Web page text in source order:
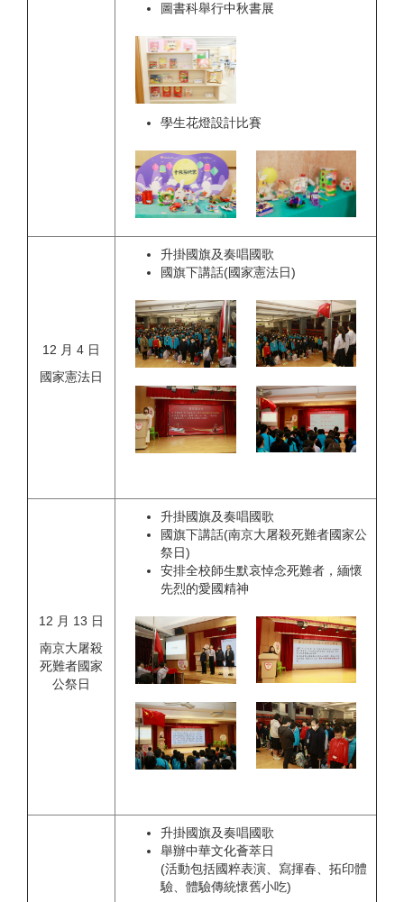
圖書科舉行中秋書展
學生花燈設計比賽
12 月 4 日
國家憲法日
升掛國旗及奏唱國歌
國旗下講話(國家憲法日)
12 月 13 日
南京大屠殺
死難者國家
公祭日
升掛國旗及奏唱國歌
國旗下講話(南京大屠殺死難者國家公
祭日)
安排全校師生默哀悼念死難者，緬懷
先烈的愛國精神
升掛國旗及奏唱國歌
舉辦中華文化薈萃日
(活動包括國粹表演、寫揮春、拓印體
驗、體驗傳統懷舊小吃)